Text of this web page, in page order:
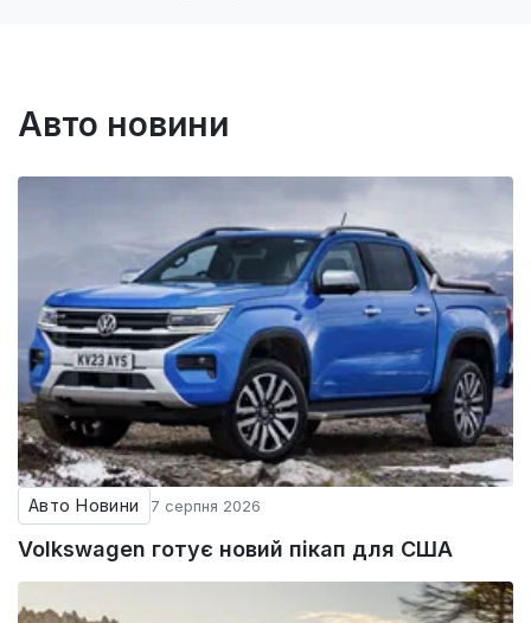
Авто новини
Авто Новини 7 серпня 2026
Volkswagen готує новий пікап для США